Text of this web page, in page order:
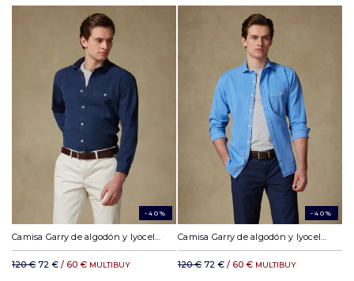
-40%
Camisa Garry de algodón y lyocell marino
120 € 72 € / 60 € MULTIBUY
-40%
Camisa Garry de algodón y lyocell celeste
120 € 72 € / 60 € MULTIBUY